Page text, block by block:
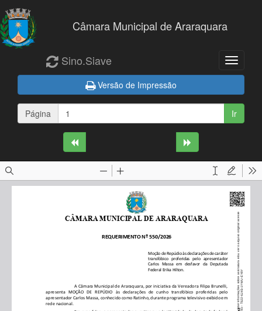
Câmara Municipal de Araraquara
Sino.Siave
Versão de Impressão
Página Ir